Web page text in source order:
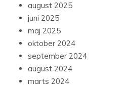
august 2025
juni 2025
maj 2025
oktober 2024
september 2024
august 2024
marts 2024